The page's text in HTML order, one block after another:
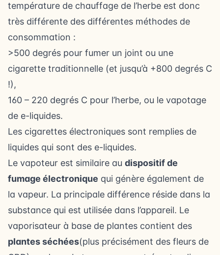
température de chauffage de l’herbe est donc
très différente des différentes méthodes de
consommation :
>500 degrés pour fumer un joint ou une
cigarette traditionnelle (et jusqu’à +800 degrés C
!),
160 – 220 degrés C pour l’herbe, ou le vapotage
de e-liquides.
Les cigarettes électroniques sont remplies de
liquides qui sont des e-liquides.
Le vapoteur est similaire au dispositif de
fumage électronique qui génère également de
la vapeur. La principale différence réside dans la
substance qui est utilisée dans l’appareil. Le
vaporisateur à base de plantes contient des
plantes séchées(plus précisément des fleurs de